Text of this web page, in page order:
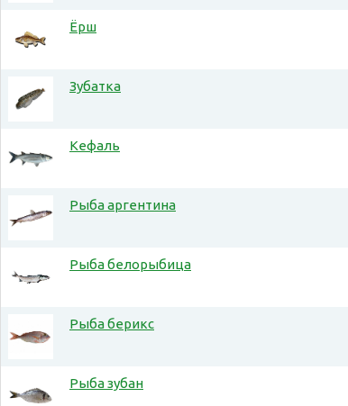
Ёрш
Зубатка
Кефаль
Рыба аргентина
Рыба белорыбица
Рыба берикс
Рыба зубан